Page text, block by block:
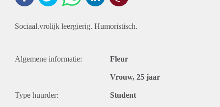
Sociaal.vrolijk leergierig. Humoristisch.
Algemene informatie: Fleur
Vrouw, 25 jaar
Type huurder: Student